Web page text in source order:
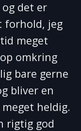
og det er
forhold, jeg
meget
omkring
bare gerne
bliver en
heldig.
rigtig god